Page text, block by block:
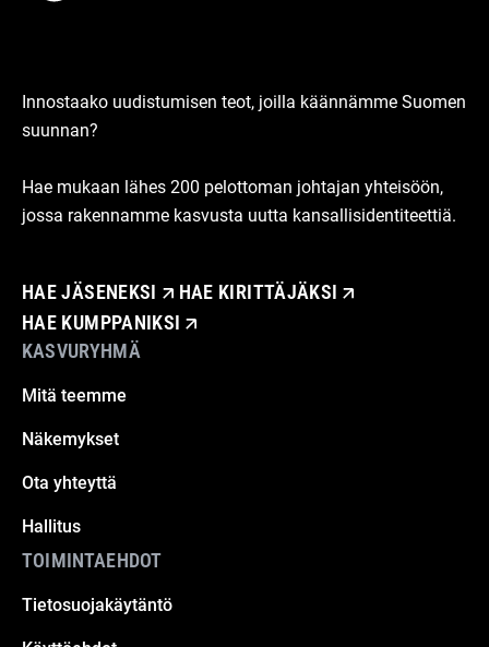
Innostaako uudistumisen teot, joilla käännämme Suomen
suunnan?
Hae mukaan lähes 200 pelottoman johtajan yhteisöön,
jossa rakennamme kasvusta uutta kansallisidentiteettiä.
HAE JÄSENEKSI
HAE KIRITTÄJÄKSI
HAE KUMPPANIKSI
KASVURYHMÄ
Mitä teemme
Näkemykset
Ota yhteyttä
Hallitus
TOIMINTAEHDOT
Tietosuojakäytäntö